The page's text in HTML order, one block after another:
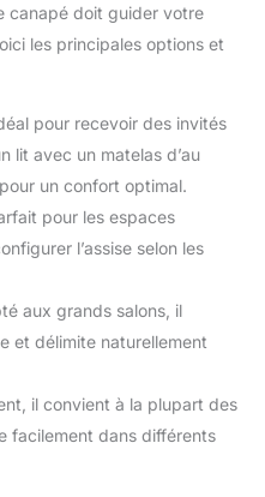
canapé doit guider votre
les principales options et
pour recevoir des invités
lit avec un matelas d’au
un confort optimal.
pour les espaces
l’assise selon les
aux grands salons, il
et délimite naturellement
il convient à la plupart des
facilement dans différents